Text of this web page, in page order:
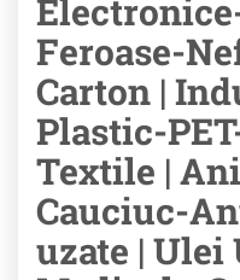
Feroase-
Carton |
Plastic-
Textile |
Cauciuc-
uzate | Ulei